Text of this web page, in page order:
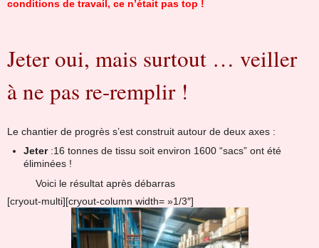
conditions de travail, ce n’était pas top !
Jeter oui, mais surtout … veiller
à ne pas re-remplir !
Le chantier de progrès s’est construit autour de deux axes :
Jeter:16 tonnes de tissu soit environ 1600 “sacs” ont été
éliminées !
Voici le résultat après débarras
[cryout-multi][cryout-column width= »1/3″]